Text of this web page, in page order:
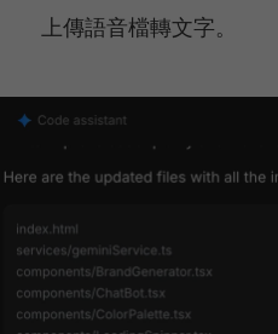
上傳語音檔轉文字。